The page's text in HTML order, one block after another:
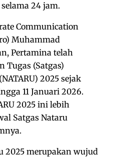
24 jam.
Communication
Muhammad
Pertamina telah
Tugas (Satgas)
2025 sejak
11 Januari 2026.
2025 ini lebih
Satgas Nataru
2025 merupakan wujud